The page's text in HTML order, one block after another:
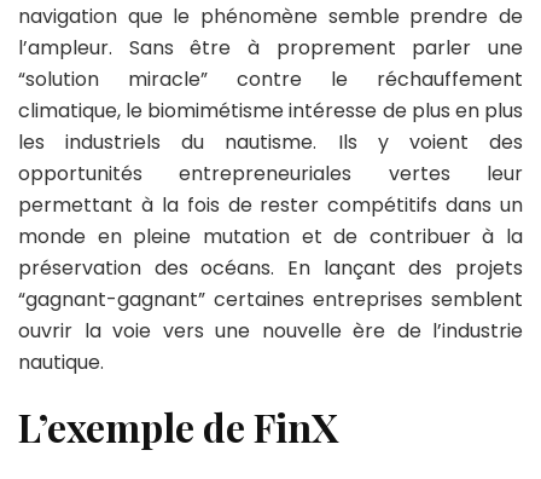
navigation que le phénomène semble prendre de
l’ampleur. Sans être à proprement parler une
“solution miracle” contre le réchauffement
climatique, le biomimétisme intéresse de plus en plus
les industriels du nautisme. Ils y voient des
opportunités entrepreneuriales vertes leur
permettant à la fois de rester compétitifs dans un
monde en pleine mutation et de contribuer à la
préservation des océans. En lançant des projets
“gagnant-gagnant” certaines entreprises semblent
ouvrir la voie vers une nouvelle ère de l’industrie
nautique.
L’exemple de FinX